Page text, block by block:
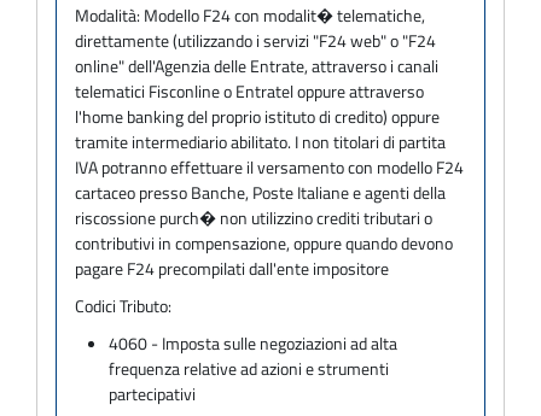
Modalità: Modello F24 con modalit� telematiche,
direttamente (utilizzando i servizi "F24 web" o "F24
online" dell'Agenzia delle Entrate, attraverso i canali
telematici Fisconline o Entratel oppure attraverso
l'home banking del proprio istituto di credito) oppure
tramite intermediario abilitato. I non titolari di partita
IVA potranno effettuare il versamento con modello F24
cartaceo presso Banche, Poste Italiane e agenti della
riscossione purch� non utilizzino crediti tributari o
contributivi in compensazione, oppure quando devono
pagare F24 precompilati dall'ente impositore
Codici Tributo:
4060 - Imposta sulle negoziazioni ad alta
frequenza relative ad azioni e strumenti
partecipativi